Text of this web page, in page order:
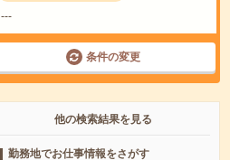
---
条件の変更
他の検索結果を見る
勤務地でお仕事情報をさがす